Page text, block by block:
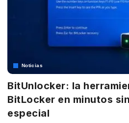
Noticias
BitUnlocker: la
BitLocker en minutos
especial